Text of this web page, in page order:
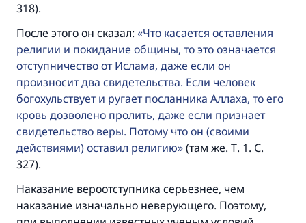
318).
После этого он сказал:
Что касается оставления
религии и покидание общины, то это означается
отступничество от Ислама, даже если он
произносит два свидетельства. Если человек
богохульствует и ругает посланника Аллаха, то его
кровь дозволено пролить, даже если признает
свидетельство веры. Потому что он (своими
действиями) оставил религию (там же. Т. 1. С.
327).
Наказание вероотступника серьезнее, чем
наказание изначально неверующего. Поэтому,